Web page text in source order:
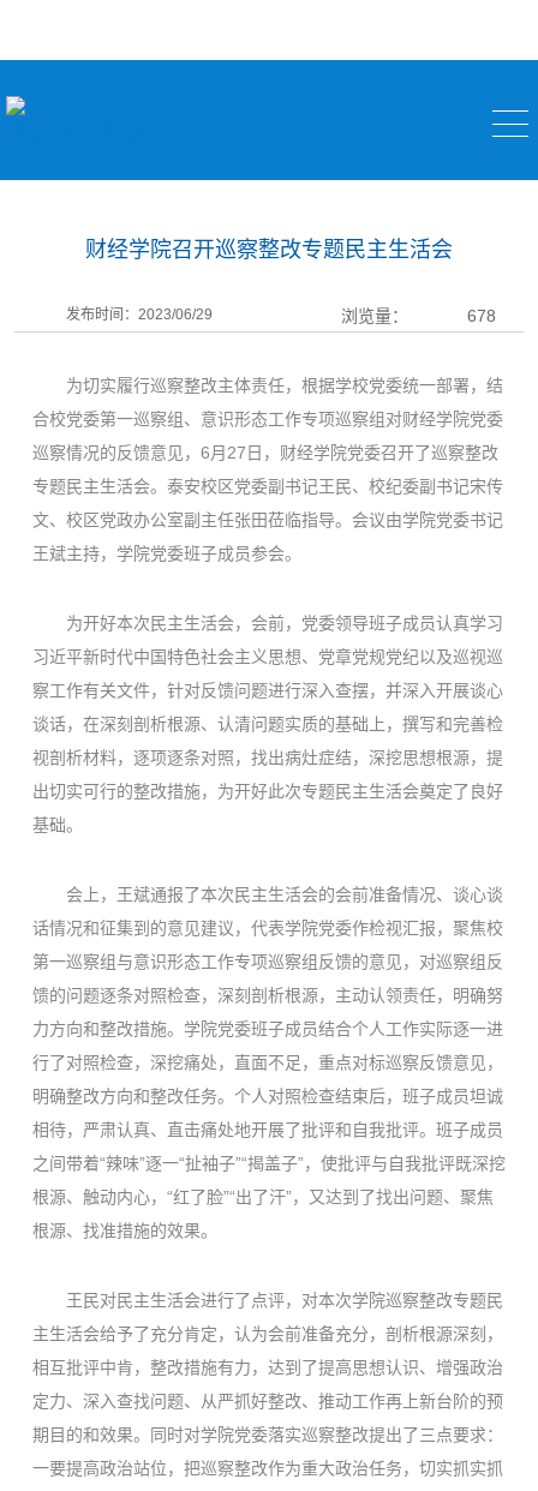
财经学院召开巡察整改专题民主生活会
发布时间：2023/06/29 浏览量： 678
为切实履行巡察整改主体责任，根据学校党委统一部署，结
合校党委第一巡察组、意识形态工作专项巡察组对财经学院党委
巡察情况的反馈意见，6月27日，财经学院党委召开了巡察整改
专题民主生活会。泰安校区党委副书记王民、校纪委副书记宋传
文、校区党政办公室副主任张田莅临指导。会议由学院党委书记
王斌主持，学院党委班子成员参会。
为开好本次民主生活会，会前，党委领导班子成员认真学习
习近平新时代中国特色社会主义思想、党章党规党纪以及巡视巡
察工作有关文件，针对反馈问题进行深入查摆，并深入开展谈心
谈话，在深刻剖析根源、认清问题实质的基础上，撰写和完善检
视剖析材料，逐项逐条对照，找出病灶症结，深挖思想根源，提
出切实可行的整改措施，为开好此次专题民主生活会奠定了良好
基础。
会上，王斌通报了本次民主生活会的会前准备情况、谈心谈
话情况和征集到的意见建议，代表学院党委作检视汇报，聚焦校
第一巡察组与意识形态工作专项巡察组反馈的意见，对巡察组反
馈的问题逐条对照检查，深刻剖析根源，主动认领责任，明确努
力方向和整改措施。学院党委班子成员结合个人工作实际逐一进
行了对照检查，深挖痛处，直面不足，重点对标巡察反馈意见，
明确整改方向和整改任务。个人对照检查结束后，班子成员坦诚
相待，严肃认真、直击痛处地开展了批评和自我批评。班子成员
之间带着“辣味”逐一“扯袖子”“揭盖子”，使批评与自我批评既深挖
根源、触动内心，“红了脸”“出了汗”，又达到了找出问题、聚焦
根源、找准措施的效果。
王民对民主生活会进行了点评，对本次学院巡察整改专题民
主生活会给予了充分肯定，认为会前准备充分，剖析根源深刻，
相互批评中肯，整改措施有力，达到了提高思想认识、增强政治
定力、深入查找问题、从严抓好整改、推动工作再上新台阶的预
期目的和效果。同时对学院党委落实巡察整改提出了三点要求：
一要提高政治站位，把巡察整改作为重大政治任务，切实抓实抓